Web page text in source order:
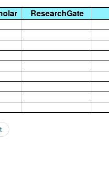
ResearchGate